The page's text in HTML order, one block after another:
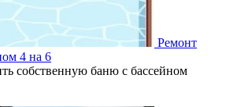
Ремонт
4 на 6
собственную баню с бассейном